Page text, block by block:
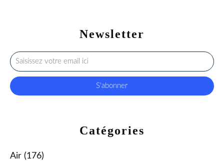
Newsletter
Catégories
Air (176)